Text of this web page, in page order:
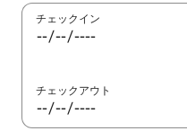
チェックイン
チェックアウト